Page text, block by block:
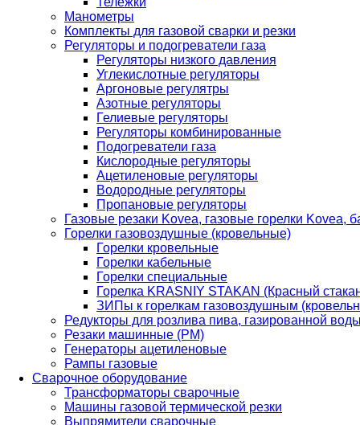
Манометры
Комплекты для газовой сварки и резки
Регуляторы и подогреватели газа
Регуляторы низкого давления
Углекислотные регуляторы
Аргоновые регулятры
Азотные регуляторы
Гелиевые регуляторы
Регуляторы комбинированные
Подогреватели газа
Кислородные регуляторы
Ацетиленовые регуляторы
Водородные регуляторы
Пропановые регуляторы
Газовые резаки Kovea, газовые горелки Kovea,
Горелки газовоздушные (кровельные)
Горелки кровельные
Горелки кабельные
Горелки специальные
Горелка KRASNIY STAKAN (Красный
ЗИПы к горелкам газовоздушным
Редукторы для розлива пива, газированной
Резаки машинные (РМ)
Генераторы ацетиленовые
Рампы газовые
Сварочное оборудование
Трансформаторы сварочные
Машины газовой термической резки
Выпрямители сварочные